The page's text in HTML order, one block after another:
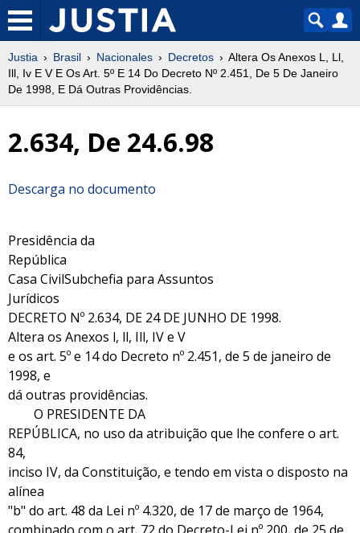
Justia Brasil Nacionales Decretos
Altera Os Anexos L, Ll,
Ill, Iv E V E Os Art. 5º E 14 Do Decreto Nº 2.451, De 5 De Janeiro
De 1998, E Dá Outras Providências.
2.634, De 24.6.98
Descarga no documento
Presidência da
República
Casa CivilSubchefia para Assuntos
Jurídicos
DECRETO Nº 2.634, DE 24 DE JUNHO DE 1998.
Altera os Anexos l, ll, Ill, IV e V
e os art. 5º e 14 do Decreto nº 2.451, de 5 de janeiro de
1998, e
dá outras providências.
O PRESIDENTE DA
REPÚBLICA, no uso da atribuição que lhe confere o art.
84,
inciso IV, da Constituição, e tendo em vista o disposto na
alínea
"b" do art. 48 da Lei nº 4.320, de 17 de março de 1964,